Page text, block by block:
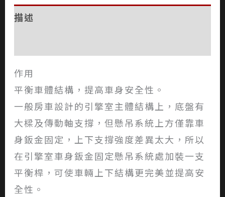
描述
作用
平衡車體結構，提高車身安全性。
一般房車設計的引擎室主體結構上，底盤有
大樑及傳動軸支撐，但懸吊系統上方僅靠車
身鈑金固定，上下支撐強度差異太大，所以
在引擎室車身鈑金固定懸吊系統處加裝一支
平衡桿，可使車輛上下結構更完美並提高安
全性。